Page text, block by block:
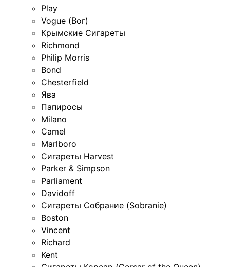
Play
Vogue (Вог)
Крымские Сигареты
Richmond
Philip Morris
Bond
Chesterfield
Ява
Папиросы
Milano
Camel
Marlboro
Сигареты Harvest
Parker & Simpson
Parliament
Davidoff
Сигареты Собрание (Sobranie)
Boston
Vincent
Richard
Kent